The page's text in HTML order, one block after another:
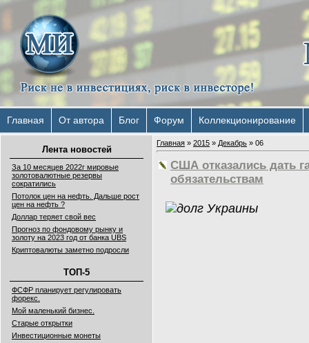
Главная От автора Блог Форум Коллекционирование
Лента новостей
За 10 месяцев 2022г мировые
золотовалютные резервы
сократились
Потолок цен на нефть. Дальше рост
цен на нефть ?
Доллар теряет свой вес
Прогноз по фондовому рынку и
золоту на 2023 год от банка UBS
Криптовалюты заметно подросли
ТОП-5
ФСФР планирует регулировать
форекс.
Мой маленький бизнес.
Старые открытки
Инвестиционные монеты
Главная » 2015 » Декабрь » 06
США отказались дать
обязательствам